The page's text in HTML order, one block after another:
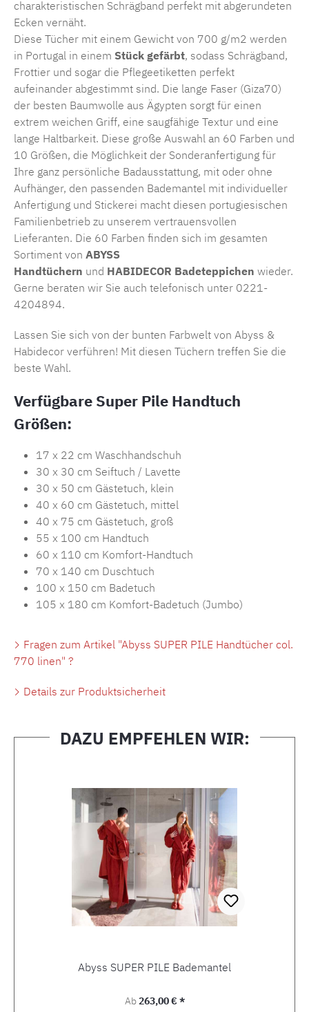
charakteristischen Schrägband perfekt mit abgerundeten
Ecken vernäht.
Diese Tücher mit einem Gewicht von 700 g/m2 werden
in Portugal in einem Stück gefärbt, sodass Schrägband,
Frottier und sogar die Pflegeetiketten perfekt
aufeinander abgestimmt sind. Die lange Faser (Giza70)
der besten Baumwolle aus Ägypten sorgt für einen
extrem weichen Griff, eine saugfähige Textur und eine
lange Haltbarkeit. Diese große Auswahl an 60 Farben und
10 Größen, die Möglichkeit der Sonderanfertigung für
Ihre ganz persönliche Badausstattung, mit oder ohne
Aufhänger, den passenden Bademantel mit individueller
Anfertigung und Stickerei macht diesen portugiesischen
Familienbetrieb zu unserem vertrauensvollen
Lieferanten. Die 60 Farben finden sich im gesamten
Sortiment von ABYSS
Handtüchern und HABIDECOR Badeteppichen wieder.
Gerne beraten wir Sie auch telefonisch unter 0221-
4204894.
Lassen Sie sich von der bunten Farbwelt von Abyss &
Habidecor verführen! Mit diesen Tüchern treffen Sie die
beste Wahl.
Verfügbare Super Pile Handtuch
Größen:
17 x 22 cm Waschhandschuh
30 x 30 cm Seiftuch / Lavette
30 x 50 cm Gästetuch, klein
40 x 60 cm Gästetuch, mittel
40 x 75 cm Gästetuch, groß
55 x 100 cm Handtuch
60 x 110 cm Komfort-Handtuch
70 x 140 cm Duschtuch
100 x 150 cm Badetuch
105 x 180 cm Komfort-Badetuch (Jumbo)
Fragen zum Artikel "Abyss SUPER PILE Handtücher col.
770 linen" ?
Details zur Produktsicherheit
DAZU EMPFEHLEN WIR:
Abyss SUPER PILE Bademantel
Regulärer Preis:
Ab263,00 € *